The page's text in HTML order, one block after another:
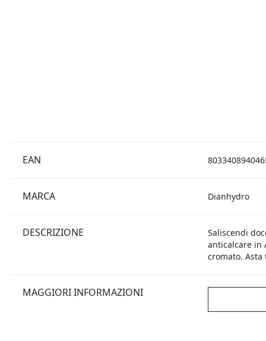
EAN
MARCA Dianhydro
DESCRIZIONE
Saliscendi
anticalcare in
cromato.
MAGGIORI INFORMAZIONI